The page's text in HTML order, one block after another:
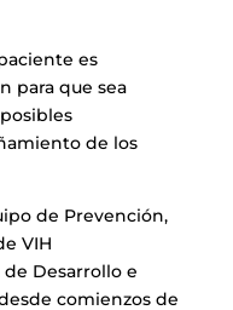
es
para que sea
de los
de Prevención,
VIH
Desarrollo e
comienzos de